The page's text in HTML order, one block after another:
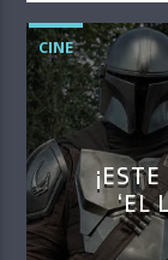
CINE
‘EL